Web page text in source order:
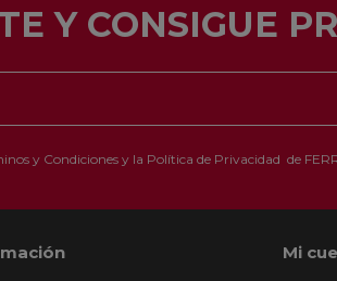
Y CONSIGUE
y Condicionesy la Política de Privacidad de
Mi